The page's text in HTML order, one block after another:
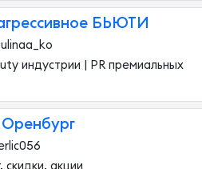
БЬЮТИ
индустрии | PR премиальных
скидки, акции